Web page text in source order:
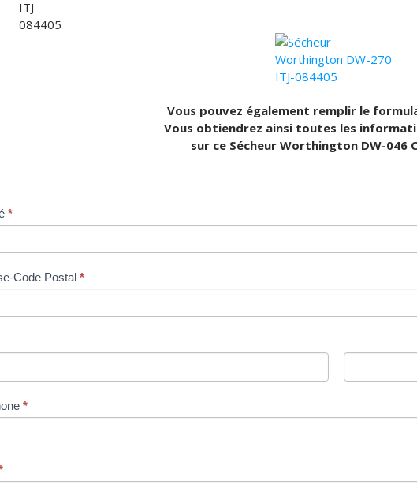
Vous pouvez également remplir le
Vous obtiendrez ainsi toutes les
sur ce Sécheur Worthington DW-046
*
Code Postal *
*